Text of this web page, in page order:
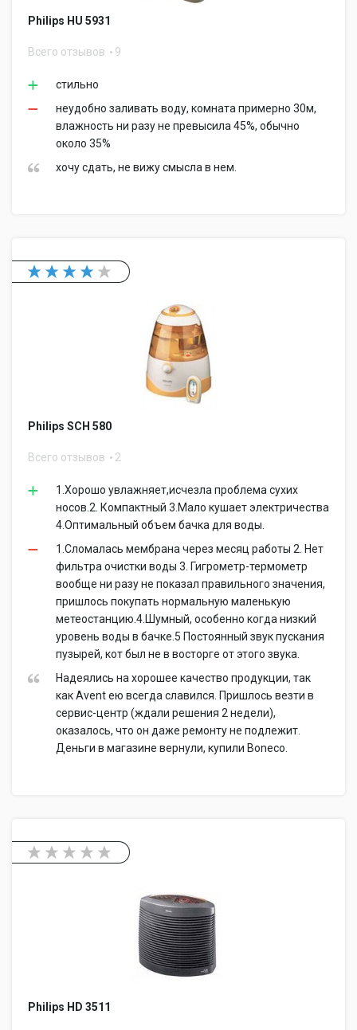
Philips HU 5931
Всего отзывов 9
стильно
неудобно заливать воду, комната примерно 30м,
влажность ни разу не превысила 45%, обычно
около 35%
хочу сдать, не вижу смысла в нем.
Philips SCH 580
Всего отзывов 2
1.Хорошо увлажняет,исчезла проблема сухих
носов.2. Компактный 3.Мало кушает электричества
4.Оптимальный объем бачка для воды.
1.Сломалась мембрана через месяц работы 2. Нет
фильтра очистки воды 3. Гигрометр-термометр
вообще ни разу не показал правильного значения,
пришлось покупать нормальную маленькую
метеостанцию.4.Шумный, особенно когда низкий
уровень воды в бачке.5 Постоянный звук пускания
пузырей, кот был не в восторге от этого звука.
Надеялись на хорошее качество продукции, так
как Avent ею всегда славился. Пришлось везти в
сервис-центр (ждали решения 2 недели),
оказалось, что он даже ремонту не подлежит.
Деньги в магазине вернули, купили Boneco.
Philips HD 3511